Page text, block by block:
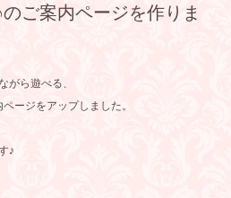
ご案内ページを作りま
がら遊べる、
ージをアップしました。
♪